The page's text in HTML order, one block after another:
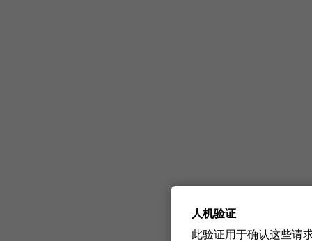
人机验证
此验证用于确认这些请